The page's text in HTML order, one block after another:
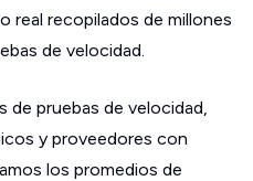
real recopilados de millones
de velocidad.
de pruebas de velocidad,
y proveedores con
los promedios de